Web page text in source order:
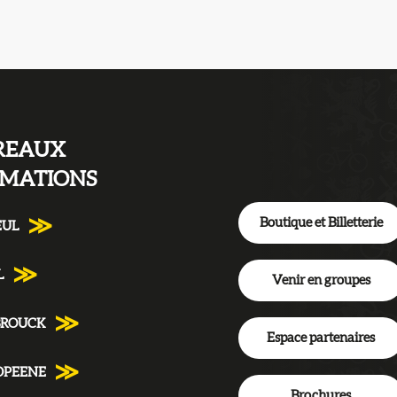
Boutique et Billetterie
Venir en groupes
Espace partenaires